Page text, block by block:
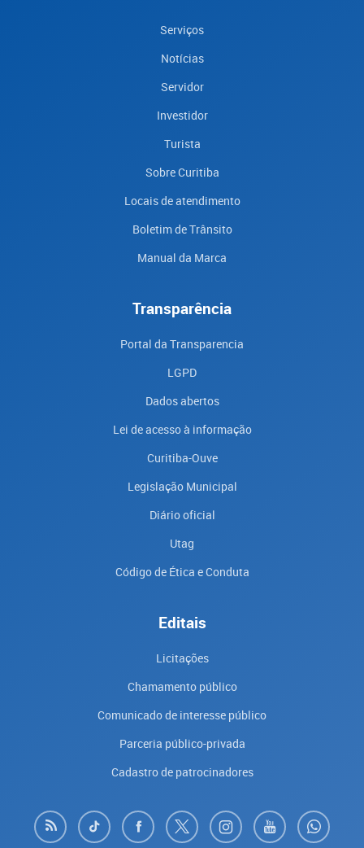
Serviços
Notícias
Servidor
Investidor
Turista
Sobre Curitiba
Locais de atendimento
Boletim de Trânsito
Manual da Marca
Transparência
Portal da Transparencia
LGPD
Dados abertos
Lei de acesso à informação
Curitiba-Ouve
Legislação Municipal
Diário oficial
Utag
Código de Ética e Conduta
Editais
Licitações
Chamamento público
Comunicado de interesse público
Parceria público-privada
Cadastro de patrocinadores